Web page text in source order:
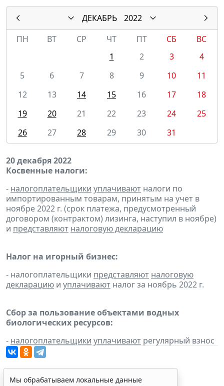
ДЕКАБРЬ
2022
ПН
ВТ СР ЧТ ПТ СБ
ВС
1
2 3
4
5
6 7 8 9 10
11
12
13 14 15 16 17
18
19
20 21 22 23 24
25
26
27 28 29 30 31
20 декабря 2022
Косвенные налоги:
- налогоплательщики уплачивают налоги по
импортированным товарам, принятым на учет в
ноябре 2022 г. (срок платежа, предусмотренный
договором (контрактом) лизинга, наступил в ноябре)
и представляют налоговую декларацию
Налог на игорный бизнес:
- налогоплательщики представляют налоговую
декларацию и уплачивают налог за ноябрь 2022 г.
Сбор за пользование объектами водных
биологических ресурсов:
- налогоплательщики уплачивают регулярный взнос
Мы обрабатываем локальные данные